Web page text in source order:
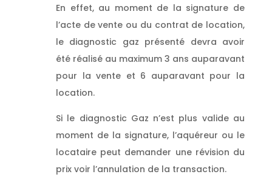
En effet, au moment de la signature de
l’acte de vente ou du contrat de location,
le diagnostic gaz présenté devra avoir
été réalisé au maximum 3 ans auparavant
pour la vente et 6 auparavant pour la
location.
Si le diagnostic Gaz n’est plus valide au
moment de la signature, l’aquéreur ou le
locataire peut demander une révision du
prix voir l’annulation de la transaction.